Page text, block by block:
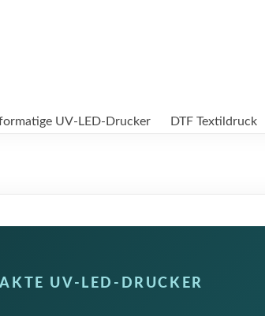
UV-LED-Drucker DTF Textildruck
UV-LED-DRUCKER